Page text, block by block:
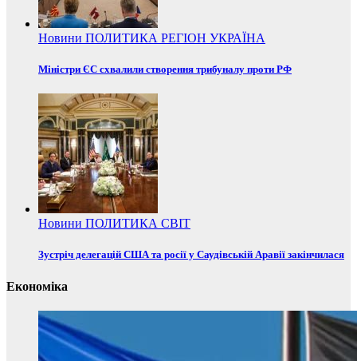
Новини ПОЛИТИКА РЕГІОН УКРАЇНА
Міністри ЄС схвалили створення трибуналу проти РФ
Новини ПОЛИТИКА СВІТ
Зустріч делегацій США та росії у Саудівській Аравії закінчилася
Економіка